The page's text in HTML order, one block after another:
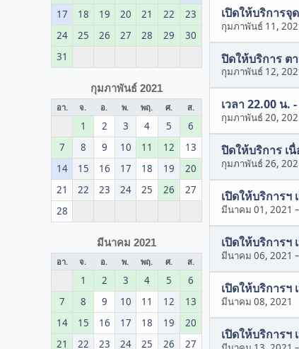
17
18 19 20 21 22
23
24
25 26 27 28 29
30
31
กุมภาพันธ์ 2021
อา. จ. อ. พ. พฤ. ศ. ส.
1 2 3 4 5
6
7
8 9 10 11 12
13
14
15 16 17 18 19
20
21
22 23 24 25 26
27
28
มีนาคม 2021
อา. จ. อ. พ. พฤ. ศ. ส.
1 2 3 4 5
6
7
8 9 10 11 12
13
14
15 16 17 18 19
20
21
22 23 24 25 26 27
เปิดให้บริการจุ
กุมภาพันธ์ 11,
ปิดให้บริการ ต
กุมภาพันธ์ 12,
เวลา 22.00 น.
กุมภาพันธ์ 20,
ปิดให้บริการ เ
กุมภาพันธ์ 26,
เปิดให้บริการฯ
มีนาคม 01, 2021 –
เปิดให้บริการฯ
มีนาคม 06, 2021 –
เปิดให้บริการฯ
มีนาคม 08, 2021
เปิดให้บริการฯ